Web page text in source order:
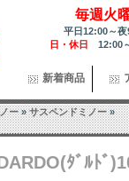
毎週火
平日12:00～
日・休日 12:00
新着商品
ー»サスペンドミノー»
ﾀﾞﾙﾄﾞ